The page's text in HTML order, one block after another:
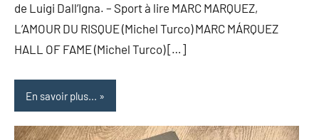
de Luigi Dall’Igna. – Sport à lire MARC MARQUEZ,
L’AMOUR DU RISQUE (Michel Turco) MARC MÁRQUEZ
HALL OF FAME (Michel Turco) […]
En savoir plus...